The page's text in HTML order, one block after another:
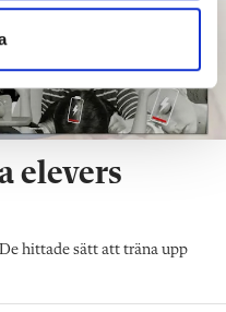
elevers
hittade sätt att träna upp